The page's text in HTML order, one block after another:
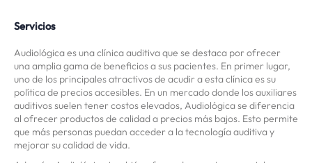
Servicios
Audiológica es una clínica auditiva que se destaca por ofrecer
una amplia gama de beneficios a sus pacientes. En primer lugar,
uno de los principales atractivos de acudir a esta clínica es su
política de precios accesibles. En un mercado donde los auxiliares
auditivos suelen tener costos elevados, Audiológica se diferencia
al ofrecer productos de calidad a precios más bajos. Esto permite
que más personas puedan acceder a la tecnología auditiva y
mejorar su calidad de vida.